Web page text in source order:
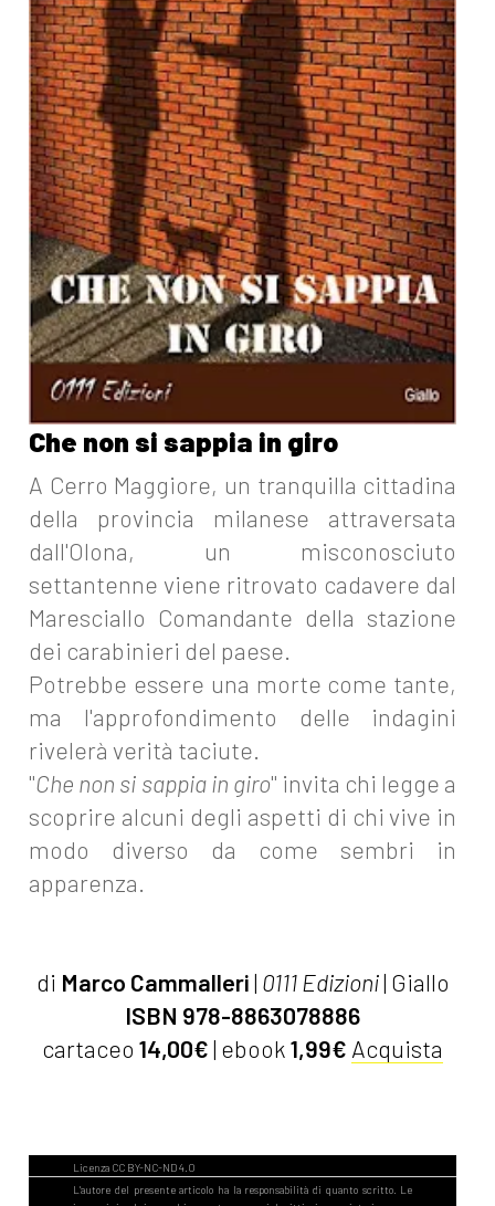
Che non si sappia in giro
A Cerro Maggiore, un tranquilla cittadina
della provincia milanese attraversata
dall'Olona, un misconosciuto
settantenne viene ritrovato cadavere dal
Maresciallo Comandante della stazione
dei carabinieri del paese.
Potrebbe essere una morte come tante,
ma l'approfondimento delle indagini
rivelerà verità taciute.
"Che non si sappia in giro" invita chi legge a
scoprire alcuni degli aspetti di chi vive in
modo diverso da come sembri in
apparenza.
di Marco Cammalleri | 0111 Edizioni| Giallo
ISBN 978-8863078886
cartaceo14,00€ | ebook1,99€ Acquista